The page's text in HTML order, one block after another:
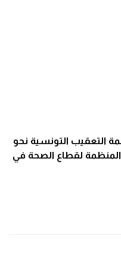
التعقيب التونسية نحو
لقطاع الصحة في